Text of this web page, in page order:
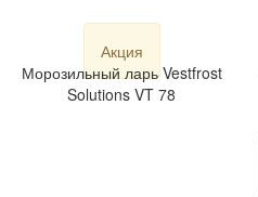
Акция
Морозильный ларь Vestfrost
Solutions VT 78